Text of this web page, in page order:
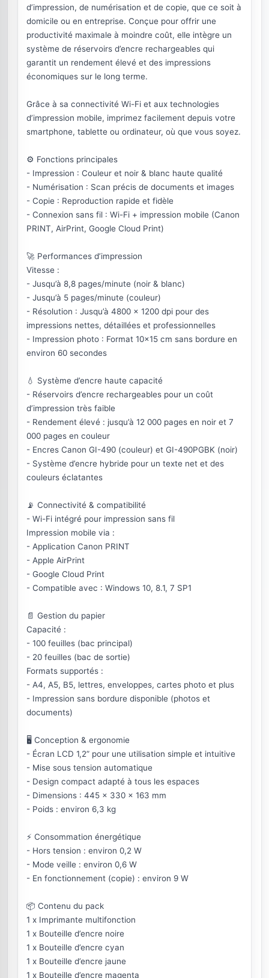
d’impression, de numérisation et de copie, que ce soit à
domicile ou en entreprise. Conçue pour offrir une
productivité maximale à moindre coût, elle intègre un
système de réservoirs d’encre rechargeables qui
garantit un rendement élevé et des impressions
économiques sur le long terme.
Grâce à sa connectivité Wi-Fi et aux technologies
d’impression mobile, imprimez facilement depuis votre
smartphone, tablette ou ordinateur, où que vous soyez.
⚙️ Fonctions principales
- Impression : Couleur et noir & blanc haute qualité
- Numérisation : Scan précis de documents et images
- Copie : Reproduction rapide et fidèle
- Connexion sans fil : Wi-Fi + impression mobile (Canon
PRINT, AirPrint, Google Cloud Print)
🚀 Performances d’impression
Vitesse :
- Jusqu’à 8,8 pages/minute (noir & blanc)
- Jusqu’à 5 pages/minute (couleur)
- Résolution : Jusqu’à 4800 x 1200 dpi pour des
impressions nettes, détaillées et professionnelles
- Impression photo : Format 10×15 cm sans bordure en
environ 60 secondes
💧 Système d’encre haute capacité
- Réservoirs d’encre rechargeables pour un coût
d’impression très faible
- Rendement élevé : jusqu’à 12 000 pages en noir et 7
000 pages en couleur
- Encres Canon GI-490 (couleur) et GI-490PGBK (noir)
- Système d’encre hybride pour un texte net et des
couleurs éclatantes
📡 Connectivité & compatibilité
- Wi-Fi intégré pour impression sans fil
Impression mobile via :
- Application Canon PRINT
- Apple AirPrint
- Google Cloud Print
- Compatible avec : Windows 10, 8.1, 7 SP1
📄 Gestion du papier
Capacité :
- 100 feuilles (bac principal)
- 20 feuilles (bac de sortie)
Formats supportés :
- A4, A5, B5, lettres, enveloppes, cartes photo et plus
- Impression sans bordure disponible (photos et
documents)
🖥️ Conception & ergonomie
- Écran LCD 1,2” pour une utilisation simple et intuitive
- Mise sous tension automatique
- Design compact adapté à tous les espaces
- Dimensions : 445 x 330 x 163 mm
- Poids : environ 6,3 kg
⚡ Consommation énergétique
- Hors tension : environ 0,2 W
- Mode veille : environ 0,6 W
- En fonctionnement (copie) : environ 9 W
📦 Contenu du pack
1 x Imprimante multifonction
1 x Bouteille d’encre noire
1 x Bouteille d’encre cyan
1 x Bouteille d’encre jaune
1 x Bouteille d’encre magenta